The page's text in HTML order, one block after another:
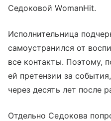
Седоковой WomanHit.
Исполнительница
самоустранился от
все контакты. Поэтому,
ей претензии за
через десять лет после
Отдельно Седокова